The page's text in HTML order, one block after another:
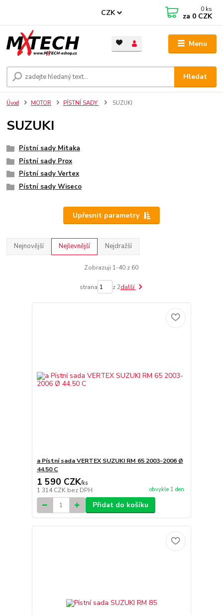
Menu
CZK
Hledat
0 ks
za 0 CZK
Úvod MOTOR PÍSTNÍ SADY SUZUKI
SUZUKI
Pístní sady Mitaka
Pístní sady Prox
Pístní sady Vertex
Pístní sady Wiseco
Upřesnit parametry
Nejnovější Nejlevnější Nejdražší
Zobrazuji 1-40 z 60
strana z 2další
a Pístní sada VERTEX SUZUKI RM 65 2003-2006 Ø
44.50 C
1 590 CZK/ks
1 314 CZK bez DPH obvykle 1 den
Přidat do košíku